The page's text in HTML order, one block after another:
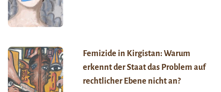
Femizide in Kirgistan: Warum
erkennt der Staat das Problem auf
rechtlicher Ebene nicht an?